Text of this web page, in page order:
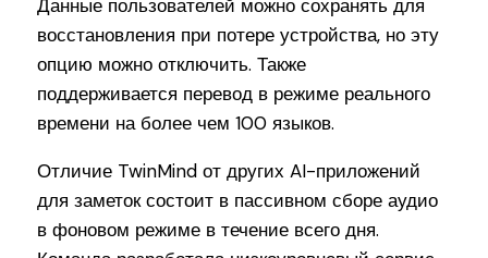
Данные пользователей можно сохранять для
восстановления при потере устройства, но эту
опцию можно отключить. Также
поддерживается перевод в режиме реального
времени на более чем 100 языков.
Отличие TwinMind от других AI-приложений
для заметок состоит в пассивном сборе аудио
в фоновом режиме в течение всего дня.